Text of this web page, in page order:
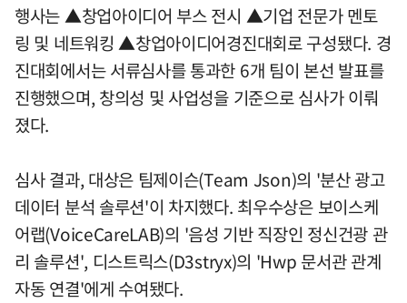
행사는 ▲창업아이디어 부스 전시 ▲기업 전문가 멘토
링 및 네트워킹 ▲창업아이디어경진대회로 구성됐다. 경
진대회에서는 서류심사를 통과한 6개 팀이 본선 발표를
진행했으며, 창의성 및 사업성을 기준으로 심사가 이뤄
졌다.
심사 결과, 대상은 팀제이슨(Team Json)의 '분산 광고
데이터 분석 솔루션'이 차지했다. 최우수상은 보이스케
어랩(VoiceCareLAB)의 '음성 기반 직장인 정신건광 관
리 솔루션', 디스트릭스(D3stryx)의 'Hwp 문서관 관계
자동 연결'에게 수여됐다.